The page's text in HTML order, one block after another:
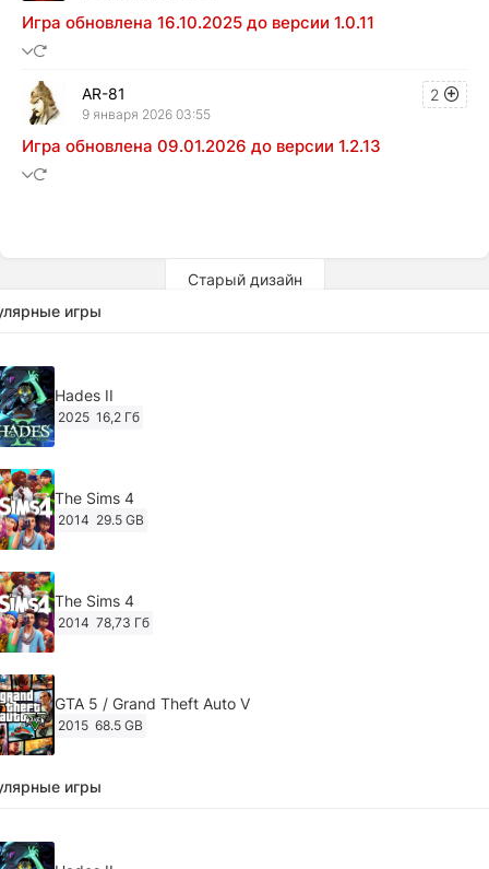
Игра обновлена 16.10.2025 до версии 1.0.11
2
AR-81
9 января 2026 03:55
Игра обновлена 09.01.2026 до версии 1.2.13
Старый дизайн
игры
Hades II
2025 16,2 Гб
The Sims 4
2014 29.5 GB
The Sims 4
2014 78,73 Гб
GTA 5 / Grand Theft Auto V
2015 68.5 GB
Ghost of Tsushima: Director's Cut v.1053.8.1023.1614
игры